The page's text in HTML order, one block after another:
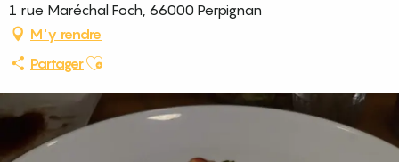
1 rue Maréchal Foch, 66000 Perpignan
M'y rendre
PartagerAjouter aux favoris